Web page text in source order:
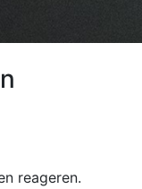
reageren.